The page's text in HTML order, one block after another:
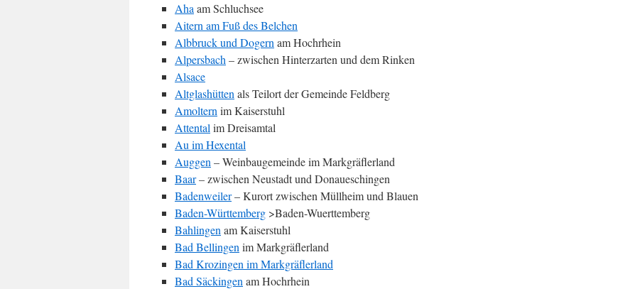
Aha am Schluchsee
Aitern am Fuß des Belchen
Albbruck und Dogern am Hochrhein
Alpersbach – zwischen Hinterzarten und dem Rinken
Alsace
Altglashütten als Teilort der Gemeinde Feldberg
Amoltern im Kaiserstuhl
Attental im Dreisamtal
Au im Hexental
Auggen – Weinbaugemeinde im Markgräflerland
Baar– zwischen Neustadt und Donaueschingen
Badenweiler– Kurort zwischen Müllheim und Blauen
Baden-Württemberg >Baden-Wuerttemberg
Bahlingen am Kaiserstuhl
Bad Bellingen im Markgräflerland
Bad Krozingen im Markgräflerland
Bad Säckingen am Hochrhein